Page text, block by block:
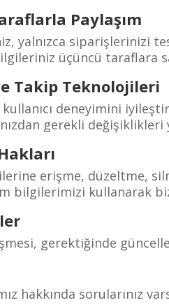
Paylaşım
yalnızca siparişlerinizi
üçüncü taraflara
Takip Teknolojileri
deneyimini
gerekli
erişme, düzeltme,
bilgilerimizi kullanarak
gerektiğinde
hakkında sorularınız